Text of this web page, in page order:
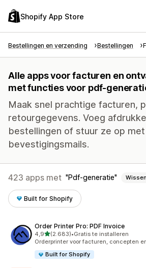
Shopify App Store
Bestellingen en verzending Bestellingen
Alle apps voor facturen en
met functies voor pdf-
Maak snel prachtige facturen,
retourgegevens. Voeg
bestellingen of stuur ze op
bevestigingsmails.
423 apps met Pdf-generatie Wissen
Built for Shopify
Order Printer Pro: PDF Invoice
4,9van 5 sterren
(2.683)
2683 recensies in totaal
•Gratis te installeren
Orderprinter voor facturen, concepten
Built for Shopify